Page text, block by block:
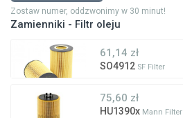
Zostaw numer, oddzwonimy w 30 minut!
Zamienniki - Filtr oleju
61,14 zł
SO4912 SF Filter
75,60 zł
HU1390x Mann Filter